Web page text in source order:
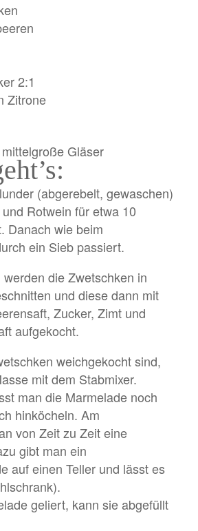
2:1
Zitrone
Gläser
(abgerebelt, gewaschen)
Rotwein für etwa 10
Danach wie beim
ein Sieb passiert.
die Zwetschken in
und diese dann mit
Zucker, Zimt und
aufgekocht.
weichgekocht sind,
mit dem Stabmixer.
man die Marmelade noch
hinköcheln. Am
von Zeit zu Zeit eine
gibt man ein
auf einen Teller und lässt es
geliert, kann sie abgefüllt